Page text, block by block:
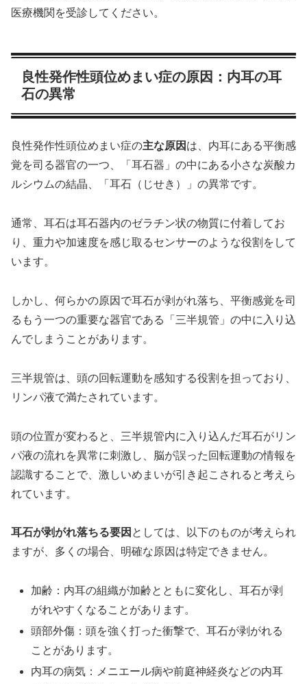
医療機関を受診してください。
良性発作性頭位めまい症の原因：内耳の耳
石の異常
良性発作性頭位めまい症の主な原因 は、内耳にある平衡感
覚を司る器官の一つ、「耳石器」の中にある小さな炭酸カ
ルシウムの結晶、「耳石（じせき）」の異常です。
通常、耳石は耳石器内のゼラチン状の物質に付着してお
り、重力や加速度を感じ取るセンサーのような役割をして
います。
しかし、何らかの原因で耳石が剥がれ落ち、平衡感覚を司
るもう一つの重要な器官である「三半規管」の中に入り込
んでしまうことがあります。
三半規管は、頭の回転運動を感知する役割を担っており、
リンパ液で満たされています。
頭の位置が変わると、三半規管内に入り込んだ耳石がリン
パ液の流れを異常に刺激し、脳が誤った回転運動の情報を
認識することで、激しいめまいが引き起こされると考えら
れています。
耳石が剥がれ落ちる要因 としては、以下のものが考えられ
ますが、多くの場合、明確な原因は特定できません。
加齢：内耳の組織が加齢とともに変化し、耳石が剥
がれやすくなることがあります。
頭部外傷：頭を強く打った衝撃で、耳石が剥がれる
ことがあります。
内耳の病気：メニエール病や前庭神経炎などの内耳